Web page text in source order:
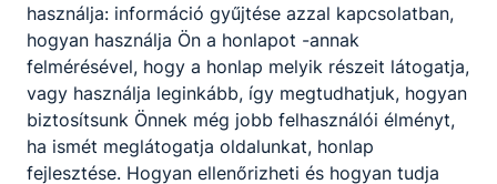
A SZAKKÉPZETTSÉGGEL RENDELKEZŐ
a vezetőszakács utasításait követve ételt
készít, tálal, díszít a szakmaiság, a
praktikusság és az esztétikusság
figyelembevételével;
előkészítő, elkészítő és befejező
használja: információ gyűjtése azzal kapcsolatban,
hogyan használja Ön a honlapot -annak
felmérésével, hogy a honlap melyik részeit látogatja,
vagy használja leginkább, így megtudhatjuk, hogyan
biztosítsunk Önnek még jobb felhasználói élményt,
ha ismét meglátogatja oldalunkat, honlap
fejlesztése. Hogyan ellenőrizheti és hogyan tudja